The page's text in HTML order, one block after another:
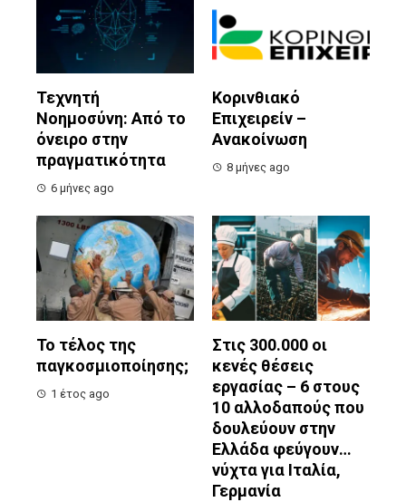
Τεχνητή
Νοημοσύνη: Από το
όνειρο στην
πραγματικότητα
6 μήνες ago
Κορινθιακό
Επιχειρείν –
Ανακοίνωση
8 μήνες ago
Το τέλος της
παγκοσμιοποίησης;
1 έτος ago
Στις 300.000 οι
κενές θέσεις
εργασίας – 6 στους
10 αλλοδαπούς που
δουλεύουν στην
Ελλάδα φεύγουν…
νύχτα για Ιταλία,
Γερμανία